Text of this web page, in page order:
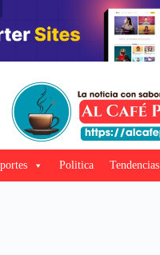
Politica Tendencias